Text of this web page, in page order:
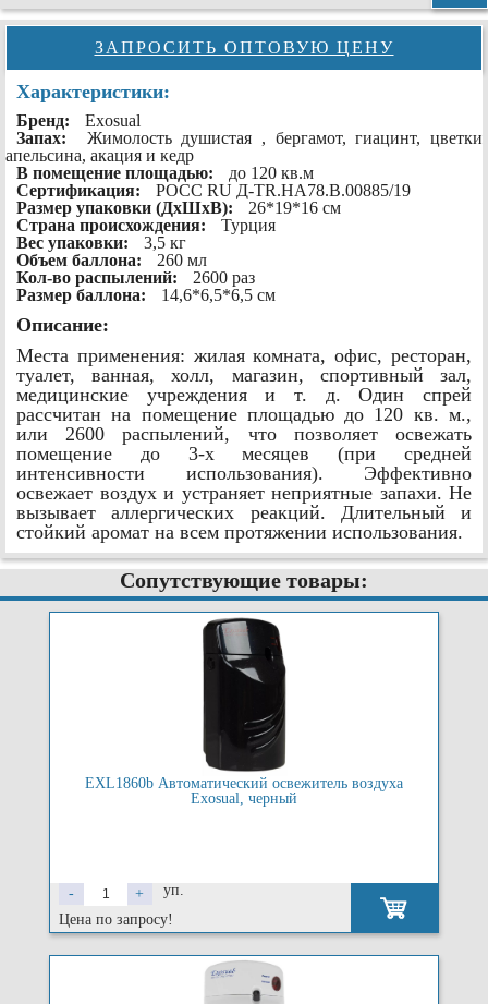
ЗАПРОСИТЬ ОПТОВУЮ ЦЕНУ
Характеристики:
Бренд:
Exosual
Запах:
Жимолость душистая , бергамот, гиацинт, цветки
апельсина, акация и кедр
В помещение площадью:
до 120 кв.м
Сертификация:
РОСС RU Д-TR.HA78.B.00885/19
Размер упаковки (ДхШхВ):
26*19*16 см
Страна происхождения:
Турция
Вес упаковки:
3,5 кг
Объем баллона:
260 мл
Кол-во распылений:
2600 раз
Размер баллона:
14,6*6,5*6,5 см
Описание:
Места применения: жилая комната, офис, ресторан,
туалет, ванная, холл, магазин, спортивный зал,
медицинские учреждения и т. д. Один спрей
рассчитан на помещение площадью до 120 кв. м.,
или 2600 распылений, что позволяет освежать
помещение до 3-х месяцев (при средней
интенсивности использования). Эффективно
освежает воздух и устраняет неприятные запахи. Не
вызывает аллергических реакций. Длительный и
стойкий аромат на всем протяжении использования.
Сопутствующие товары:
EXL1860b Автоматический освежитель воздуха
Exosual, черный
- +
уп.
Цена по запросу!